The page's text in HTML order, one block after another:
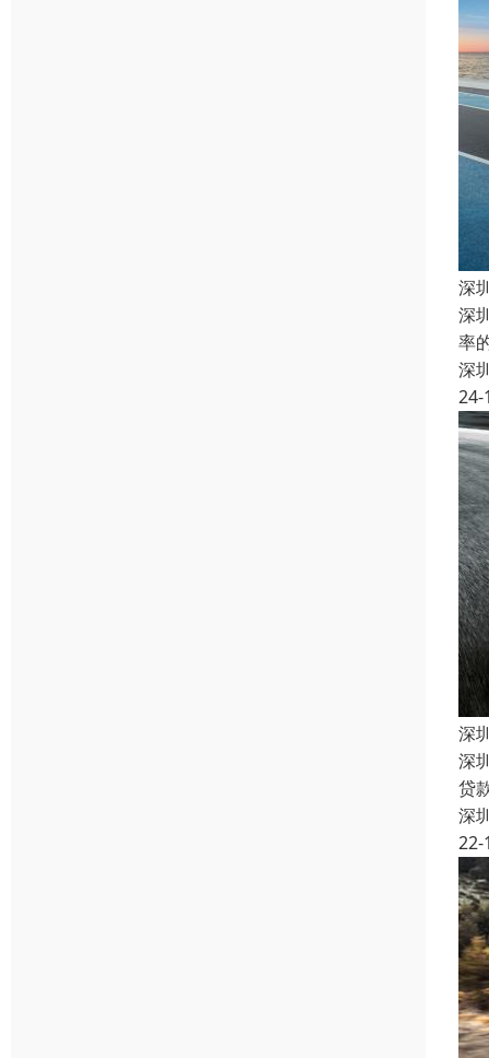
深
深
率
深
24-
深
深
贷
深
22-